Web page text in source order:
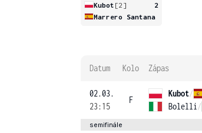
Kubot [2]
2
Marrero Santana
Datum Kolo Zápas
02.03.
23:15
F
Kubot/
Bolelli /
semifinále